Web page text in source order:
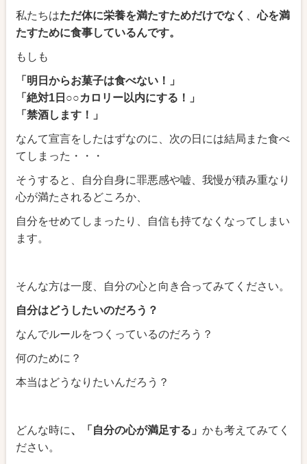
私たちはただ体に栄養を満たすためだけでなく 、心を満
たすために食事しているんです。
もしも
「明日からお菓子は食べない！」
「絶対1日○○カロリー以内にする！」
「禁酒します！」
なんて宣言をしたはずなのに、次の日には結局また食べ
てしまった・・・
そうすると、自分自身に罪悪感や嘘、我慢が積み重なり
心が満たされるどころか、
自分をせめてしまったり、自信も持てなくなってしまい
ます。
そんな方は一度、自分の心と向き合ってみてください。
自分はどうしたいのだろう？
なんでルールをつくっているのだろう？
何のために？
本当はどうなりたいんだろう？
どんな時に、「自分の心が満足する」かも考えてみてく
ださい。